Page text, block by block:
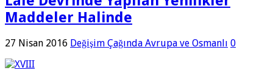
Maddeler Halinde
27 Nisan 2016 Değişim Çağında Avrupa ve Osmanlı 0